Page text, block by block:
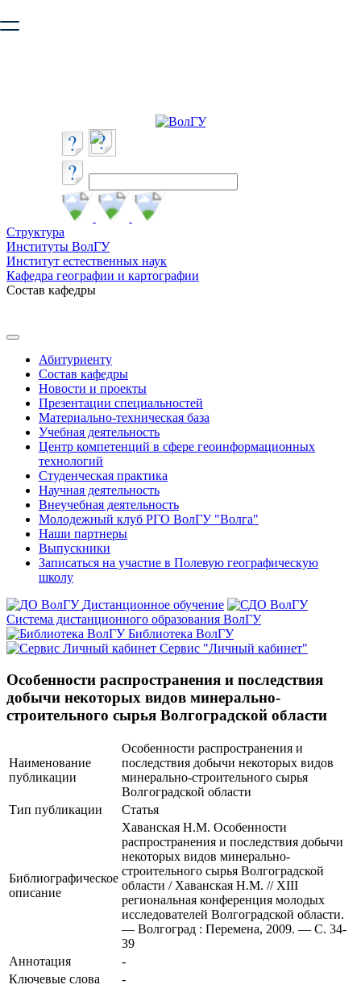
безопасную работу с сайтом. Пожалуйста
Структура
Институты ВолГУ
Институт естественных наук
Кафедра географии и картографии
Состав кафедры
Абитуриенту
Состав кафедры
Новости и проекты
Презентации специальностей
Материально-техническая база
Учебная деятельность
Центр компетенций в сфере геоинформационных
технологий
Студенческая практика
Научная деятельность
Внеучебная деятельность
Молодежный клуб РГО ВолГУ "Волга"
Наши партнеры
Выпускники
Записаться на участие в Полевую географическую
школу
Дистанционное обучение
Система дистанционного образования ВолГУ
Библиотека ВолГУ
Сервис "Личный кабинет"
Особенности распространения и последствия
добычи некоторых видов минерально-
строительного сырья Волгоградской области
Наименование
публикации
Особенности распространения и
последствия добычи некоторых видов
минерально-строительного сырья
Волгоградской области
Тип публикации
Статья
Библиографическое
описание
Хаванская Н.М. Особенности
распространения и последствия добычи
некоторых видов минерально-
строительного сырья Волгоградской
области / Хаванская Н.М. // ХIII
региональная конференция молодых
исследователей Волгоградской области.
— Волгоград : Перемена, 2009. — С. 34-
39
Аннотация
-
Ключевые cлова
-